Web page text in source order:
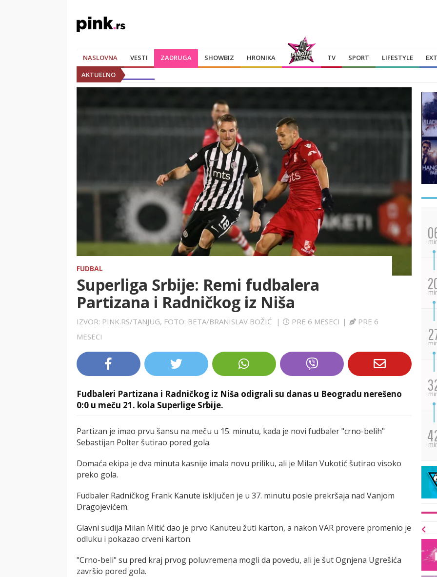
NASLOVNA VESTI ZADRUGA SHOWBIZ HRONIKA TV SPORT LIFESTYLE
AKTUELNO
FUDBAL
Superliga Srbije: Remi fudbalera
Partizana i Radničkog iz Niša
IZVOR: PINK.RS/TANJUG, FOTO: BETA/BRANISLAV BOŽIĆ | PRE 6 MESECI |
PRE 6
MESECI
Fudbaleri Partizana i Radničkog iz Niša odigrali su danas u Beogradu nerešeno
0:0 u meču 21. kola Superlige Srbije.
Partizan je imao prvu šansu na meču u 15. minutu, kada je novi fudbaler "crno-belih"
Sebastijan Polter šutirao pored gola.
Domaća ekipa je dva minuta kasnije imala novu priliku, ali je Milan Vukotić šutirao visoko
preko gola.
Fudbaler Radničkog Frank Kanute isključen je u 37. minutu posle prekršaja nad Vanjom
Dragojevićem.
Glavni sudija Milan Mitić dao je prvo Kanuteu žuti karton, a nakon VAR provere promenio je
odluku i pokazao crveni karton.
"Crno-beli" su pred kraj prvog poluvremena mogli da povedu, ali je šut Ognjena Ugrešića
završio pored gola.